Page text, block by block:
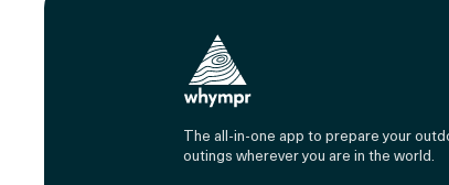
The all-in-one app to prepare your
outings wherever you are in the world.